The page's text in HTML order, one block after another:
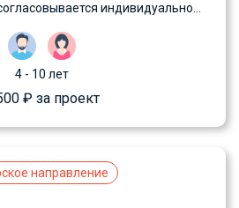
индивидуально...
4 - 10 лет
₽ за проект
направление